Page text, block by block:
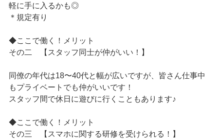
軽に手に入るかも◎
＊規定有り
◆ここで働く！メリット
その二 【スタッフ同士が仲がいい！】
同僚の年代は18〜40代と幅が広いですが、皆さん仕事中
もプライベートでも仲がいいです！
スタッフ間で休日に遊びに行くこともあります♪
◆ここで働く！メリット
その三 【スマホに関する研修を受けられる！】